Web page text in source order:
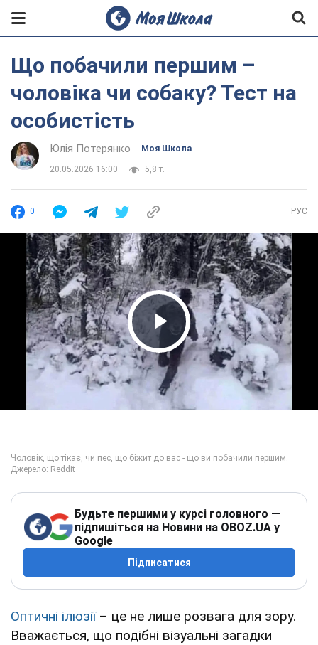
Що побачили першим –
чоловіка чи собаку? Тест на
особистість
Юлія Потерянко Моя Школа
20.05.2026 16:00 5,8 т.
0 РУС
Play Video
Будьте першими у курсі головного —
підпишіться на Новини на OBOZ.UA у
Google
Підписатися
Оптичні ілюзії– це не лише розвага для зору.
Вважається, що подібні візуальні загадки